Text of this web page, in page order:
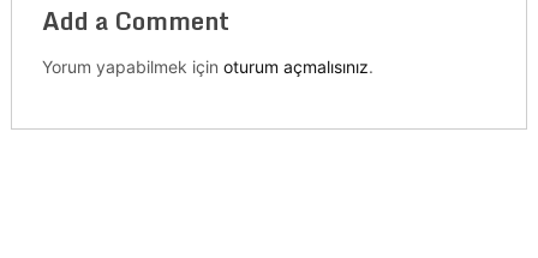
Add a Comment
Yorum yapabilmek için oturum açmalısınız.